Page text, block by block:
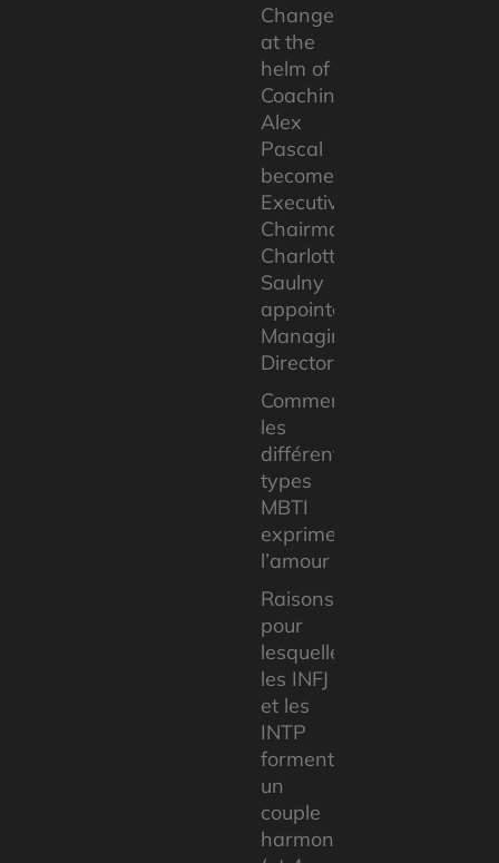
Change
at the
helm of
Coaching.com:
Alex
Pascal
becomes
Executive
Chairman,
Charlotte
Saulny
appointed
Managing
Director.
Comment
les
différents
types
MBTI
expriment
l’amour
Raisons
pour
lesquelles
les INFJ
et les
INTP
forment
un
couple
harmonieux